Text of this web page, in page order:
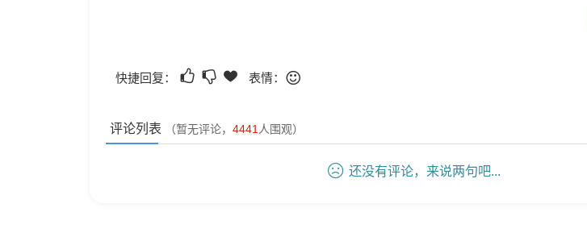
快捷回复： 表情：
评论列表 （暂无评论， 4441 人围观）
还没有评论，来说两句吧...